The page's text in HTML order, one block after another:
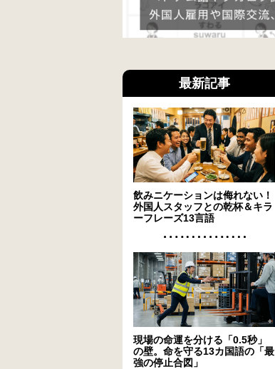
最新記事
飲みニケーションは侮れない！
外国人スタッフとの乾杯＆キラ
ーフレーズ13言語
現場の命運を分ける「0.5秒」
の壁。命を守る13カ国語の「最
強の停止合図」